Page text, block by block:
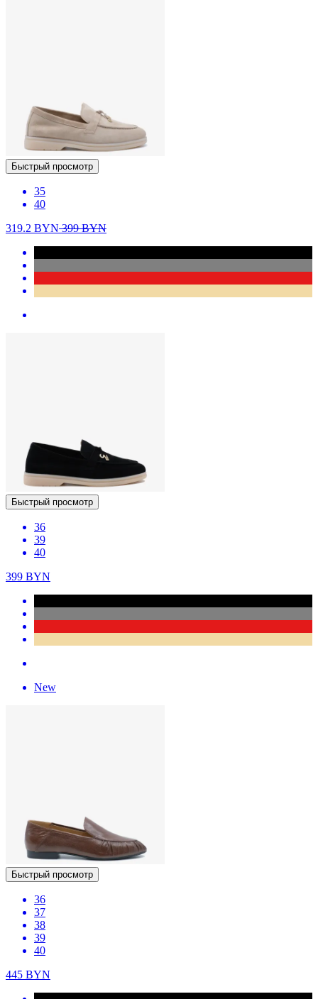
Быстрый просмотр
35
40
319.2 BYN399BYN
Быстрый просмотр
36
39
40
399 BYN
New
Быстрый просмотр
36
37
38
39
40
445 BYN